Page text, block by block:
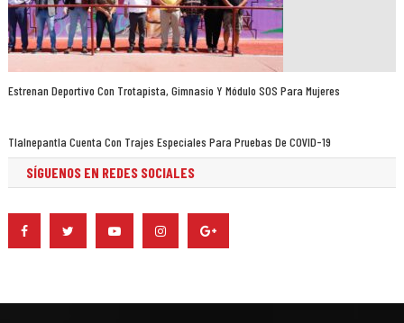
Estrenan Deportivo Con Trotapista, Gimnasio Y Módulo SOS Para Mujeres
Tlalnepantla Cuenta Con Trajes Especiales Para Pruebas De COVID-19
SÍGUENOS EN REDES SOCIALES